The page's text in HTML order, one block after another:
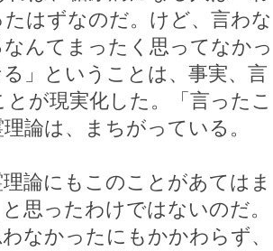
はずなのだ。けど、言わな
んてまったく思ってなかっ
」ということは、事実、言
が現実化した。「言ったこ
論は、まちがっている。
論にもこのことがあてはま
思ったわけではないのだ。
なかったにもかかわらず、